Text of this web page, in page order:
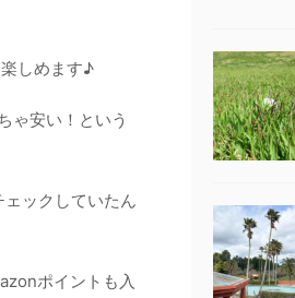
しめます♪
ゃ安い！という
ックしていたん
ポイントも入